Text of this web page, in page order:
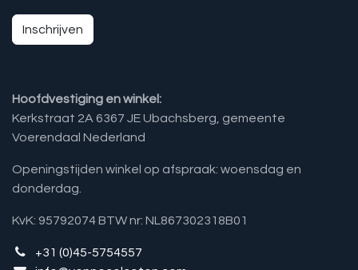
Inschrijven
Hoofdvestiging en winkel:
Kerkstraat 2A 6367 JE Ubachsberg, gemeente
Voerendaal Nederland
Openingstijden winkel op afspraak: woensdag en
donderdag.
KvK: 95792074 BTW nr: NL867302318B01
+31 (0)45-5754557